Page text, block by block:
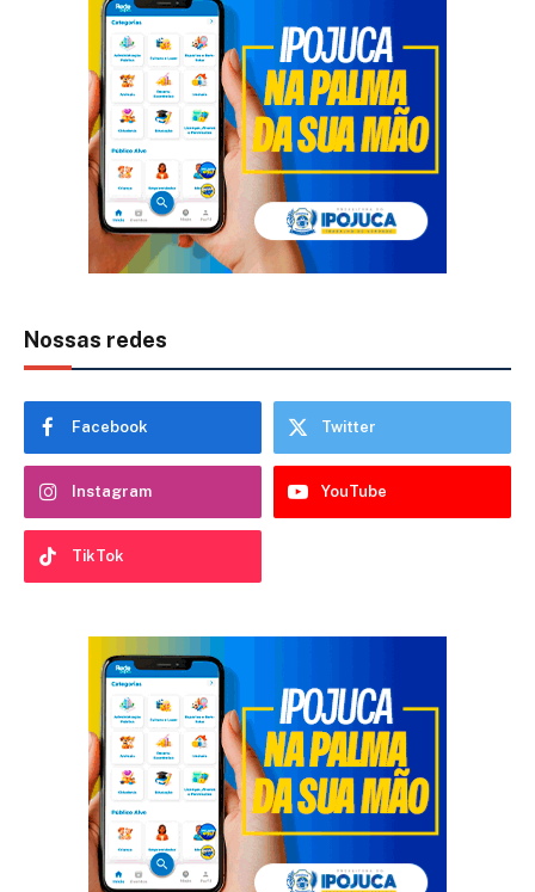
Nossas redes
Facebook Twitter
Instagram YouTube
TikTok